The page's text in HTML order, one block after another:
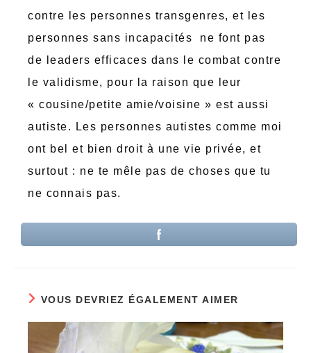
contre les personnes transgenres, et les
personnes sans incapacités ne font pas
de leaders efficaces dans le combat contre
le validisme, pour la raison que leur
« cousine/petite amie/voisine » est aussi
autiste. Les personnes autistes comme moi
ont bel et bien droit à une vie privée, et
surtout : ne te mêle pas de choses que tu
ne connais pas.
VOUS DEVRIEZ ÉGALEMENT AIMER